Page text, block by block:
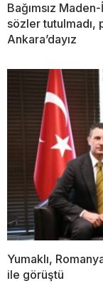
Bağımsız
sözler tutulmadı,
Ankara’dayız
Yumaklı,
ile görüştü